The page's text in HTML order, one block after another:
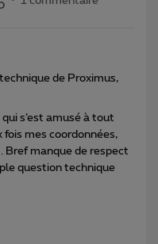
de Proximus,
s’est amusé à tout
mes coordonnées,
Bref manque de respect
question technique